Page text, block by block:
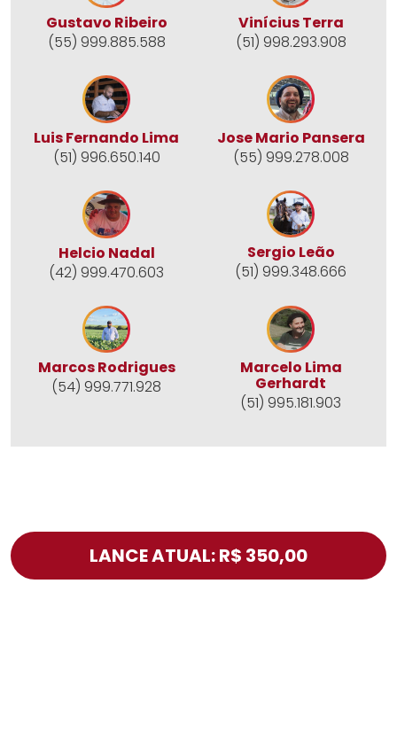
Gustavo Ribeiro
(55) 999.885.588
Vinícius Terra
(51) 998.293.908
Luis Fernando Lima
(51) 996.650.140
Jose Mario Pansera
(55) 999.278.008
Helcio Nadal
(42) 999.470.603
Sergio Leão
(51) 999.348.666
Marcos Rodrigues
(54) 999.771.928
Marcelo Lima
Gerhardt
(51) 995.181.903
LANCE ATUAL: R$ 350,00